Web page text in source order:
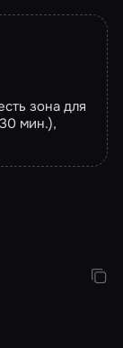
зона для
мин.),